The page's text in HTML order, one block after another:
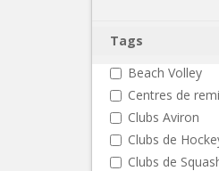
Tags
Beach Volley
Centres de
Clubs Aviron
Clubs de
Clubs de